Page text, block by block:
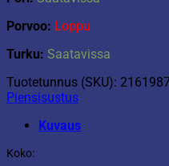
Porvoo: Loppu
Turku: Saatavissa
Tuotetunnus (SKU):
Piensisustus
Kuvaus
Koko: